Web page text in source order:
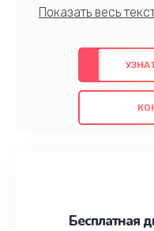
профессионалов с
предлагаем
использованием
также
проведенных
наилучшим
Бесплатная